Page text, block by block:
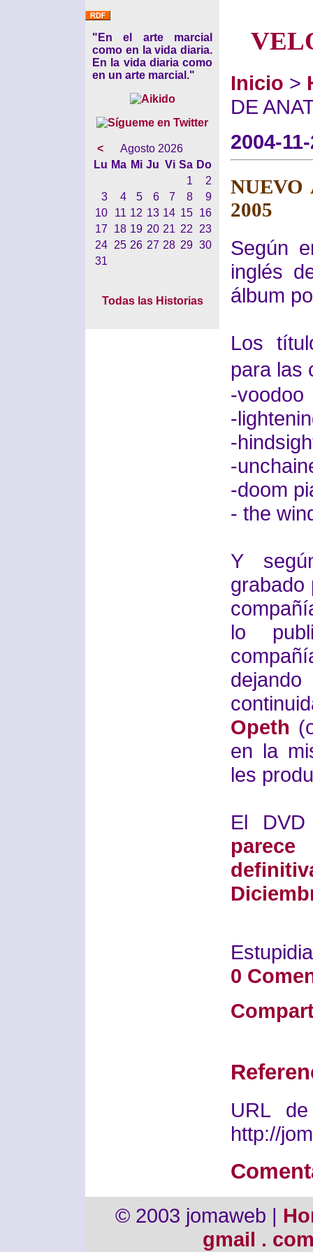
"En el arte marcial
como en la vida diaria.
En la vida diaria como
en un arte marcial."
<
Agosto 2026
Lu Ma Mi Ju Vi Sa Do
1
2
3
4 5 6 7 8
9
10
11 12 13 14 15
16
17
18 19 20 21 22
23
24
25 26 27 28 29 30
31
Todas las Historias
Inicio >
DE
2004-
NUEVO
2005
Según
inglés
álbum
Los
para las
-voodoo
-
-
-
-doom
- the
Y
grabado
lo
Opeth
en la
les
El
0
URL
http://
© 2003 jomaweb |
gmail .